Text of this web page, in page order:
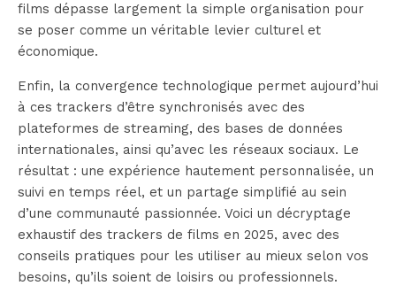
films dépasse largement la simple organisation pour
se poser comme un véritable levier culturel et
économique.
Enfin, la convergence technologique permet aujourd’hui
à ces trackers d’être synchronisés avec des
plateformes de streaming, des bases de données
internationales, ainsi qu’avec les réseaux sociaux. Le
résultat : une expérience hautement personnalisée, un
suivi en temps réel, et un partage simplifié au sein
d’une communauté passionnée. Voici un décryptage
exhaustif des trackers de films en 2025, avec des
conseils pratiques pour les utiliser au mieux selon vos
besoins, qu’ils soient de loisirs ou professionnels.